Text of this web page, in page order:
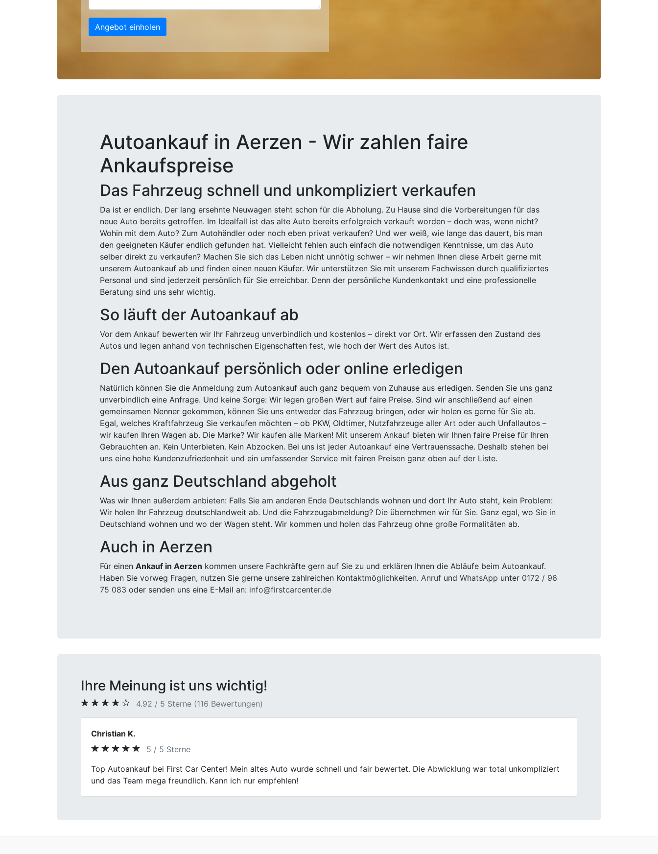
Angebot einholen
Autoankauf in Aerzen - Wir zahlen faire
Ankaufspreise
Das Fahrzeug schnell und unkompliziert verkaufen
Da ist er endlich. Der lang ersehnte Neuwagen steht schon für die Abholung. Zu Hause sind die Vorbereitungen für das
neue Auto bereits getroffen. Im Idealfall ist das alte Auto bereits erfolgreich verkauft worden – doch was, wenn nicht?
Wohin mit dem Auto? Zum Autohändler oder noch eben privat verkaufen? Und wer weiß, wie lange das dauert, bis man
den geeigneten Käufer endlich gefunden hat. Vielleicht fehlen auch einfach die notwendigen Kenntnisse, um das Auto
selber direkt zu verkaufen? Machen Sie sich das Leben nicht unnötig schwer – wir nehmen Ihnen diese Arbeit gerne mit
unserem Autoankauf ab und finden einen neuen Käufer. Wir unterstützen Sie mit unserem Fachwissen durch qualifiziertes
Personal und sind jederzeit persönlich für Sie erreichbar. Denn der persönliche Kundenkontakt und eine professionelle
Beratung sind uns sehr wichtig.
So läuft der Autoankauf ab
Vor dem Ankauf bewerten wir Ihr Fahrzeug unverbindlich und kostenlos – direkt vor Ort. Wir erfassen den Zustand des
Autos und legen anhand von technischen Eigenschaften fest, wie hoch der Wert des Autos ist.
Den Autoankauf persönlich oder online erledigen
Natürlich können Sie die Anmeldung zum Autoankauf auch ganz bequem von Zuhause aus erledigen. Senden Sie uns ganz
unverbindlich eine Anfrage. Und keine Sorge: Wir legen großen Wert auf faire Preise. Sind wir anschließend auf einen
gemeinsamen Nenner gekommen, können Sie uns entweder das Fahrzeug bringen, oder wir holen es gerne für Sie ab.
Egal, welches Kraftfahrzeug Sie verkaufen möchten – ob PKW, Oldtimer, Nutzfahrzeuge aller Art oder auch Unfallautos –
wir kaufen Ihren Wagen ab. Die Marke? Wir kaufen alle Marken! Mit unserem Ankauf bieten wir Ihnen faire Preise für Ihren
Gebrauchten an. Kein Unterbieten. Kein Abzocken. Bei uns ist jeder Autoankauf eine Vertrauenssache. Deshalb stehen bei
uns eine hohe Kundenzufriedenheit und ein umfassender Service mit fairen Preisen ganz oben auf der Liste.
Aus ganz Deutschland abgeholt
Was wir Ihnen außerdem anbieten: Falls Sie am anderen Ende Deutschlands wohnen und dort Ihr Auto steht, kein Problem:
Wir holen Ihr Fahrzeug deutschlandweit ab. Und die Fahrzeugabmeldung? Die übernehmen wir für Sie. Ganz egal, wo Sie in
Deutschland wohnen und wo der Wagen steht. Wir kommen und holen das Fahrzeug ohne große Formalitäten ab.
Auch in Aerzen
Für einen Ankauf in Aerzen kommen unsere Fachkräfte gern auf Sie zu und erklären Ihnen die Abläufe beim Autoankauf.
Haben Sie vorweg Fragen, nutzen Sie gerne unsere zahlreichen Kontaktmöglichkeiten. Anruf und WhatsApp unter 0172 / 96
75 083 oder senden uns eine E-Mail an: info@firstcarcenter.de
Ihre Meinung ist uns wichtig!
4.92 / 5 Sterne (116 Bewertungen)
Alina Busch
5 / 5 Sterne
Auto verkaufen klingt oft nervig, war es hier aber nicht. Bei lief alles ruhig und strukturiert. Angebot war nachvollziehbar.